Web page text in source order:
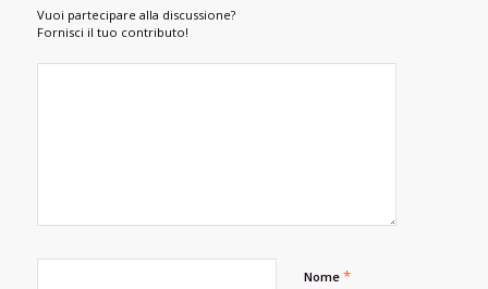
Vuoi partecipare alla discussione?
Fornisci il tuo contributo!
Nome *